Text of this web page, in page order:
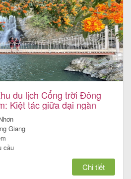
du lịch Cổng trời Đông
Kiệt tác giữa đại ngàn
Giang
cầu
Chi tiết